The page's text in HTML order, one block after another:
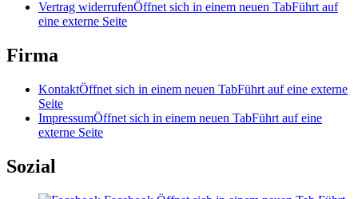
Vertrag widerrufenÖffnet sich in einem neuen TabFührt auf
eine externe Seite
Firma
KontaktÖffnet sich in einem neuen TabFührt auf eine externe
Seite
ImpressumÖffnet sich in einem neuen TabFührt auf eine
externe Seite
Sozial